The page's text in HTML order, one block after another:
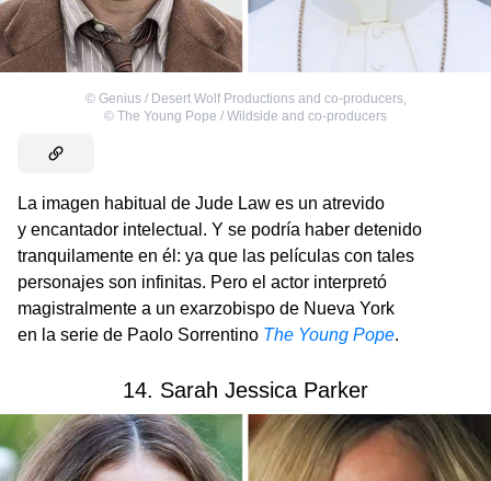
© Genius / Desert Wolf Productions and co-producers,
© The Young Pope / Wildside and co-producers
La imagen habitual de Jude Law es un atrevido
y encantador intelectual. Y se podría haber detenido
tranquilamente en él: ya que las películas con tales
personajes son infinitas. Pero el actor interpretó
magistralmente a un exarzobispo de Nueva York
en la serie de Paolo Sorrentino The Young Pope.
14. Sarah Jessica Parker